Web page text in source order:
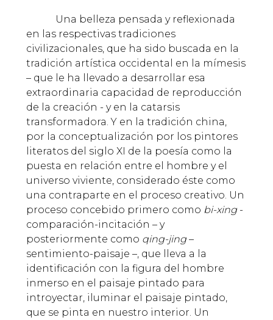
Una belleza pensada y reflexionada
en las respectivas tradiciones
civilizacionales, que ha sido buscada en la
tradición artística occidental en la mímesis
– que le ha llevado a desarrollar esa
extraordinaria capacidad de reproducción
de la creación - y en la catarsis
transformadora. Y en la tradición china,
por la conceptualización por los pintores
literatos del siglo XI de la poesía como la
puesta en relación entre el hombre y el
universo viviente, considerado éste como
una contraparte en el proceso creativo. Un
proceso concebido primero como bi-xing -
comparación-incitación – y
posteriormente como qing-jing–
sentimiento-paisaje –, que lleva a la
identificación con la figura del hombre
inmerso en el paisaje pintado para
introyectar, iluminar el paisaje pintado,
que se pinta en nuestro interior. Un